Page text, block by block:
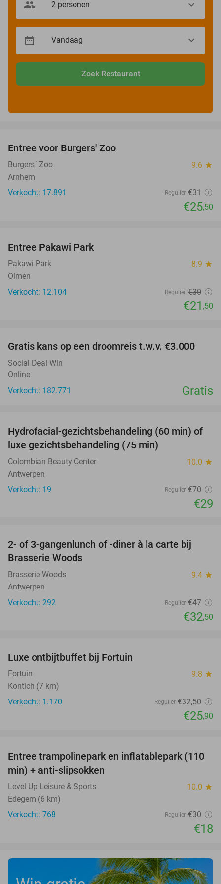
Zoek Restaurant
Entree voor Burgers' Zoo
Burgers´ Zoo 9.6 star
Arnhem
Verkocht: 17.891
Regulier €31
€25,50
Entree Pakawi Park
Pakawi Park 8.9 star
Olmen
Verkocht: 12.104
Regulier €30
€21 ,50
Gratis kans op een droomreis t.w.v. €3.000
Social Deal Win
Online
Verkocht: 182.771
Gratis
59%
Hydrofacial-gezichtsbehandeling (60 min) of
luxe gezichtsbehandeling (75 min)
Colombian Beauty Center 10.0 star
Antwerpen
Verkocht: 19
Regulier €70
€29
31%
2- of 3-gangenlunch of -diner à la carte bij
Brasserie Woods
Brasserie Woods 9.4 star
Antwerpen
Verkocht: 292
Regulier €47
€32,50
Luxe ontbijtbuffet bij Fortuin
Fortuin 9.8 star
Kontich (7 km)
Verkocht: 1.170
Regulier €32,50
€25,90
40%
Entree trampolinepark en inflatablepark (110
min) + anti-slipsokken
Level Up Leisure & Sports 10.0 star
Edegem (6 km)
Verkocht: 768
Regulier €30
€18